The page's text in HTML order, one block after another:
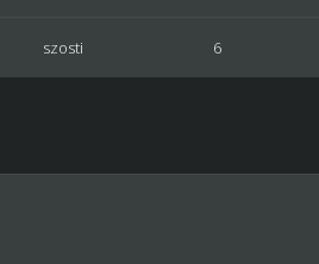
szosti 6